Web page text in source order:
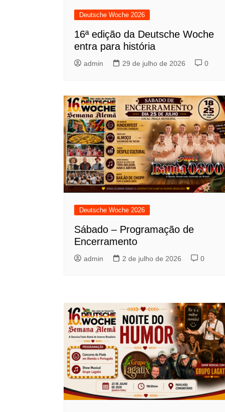
Deutsche Woche 2026
16ª edição da Deutsche Woche
entra para história
admin 29 de julho de 2026 0
Deutsche Woche 2026
Sábado – Programação de
Encerramento
admin 2 de julho de 2026 0